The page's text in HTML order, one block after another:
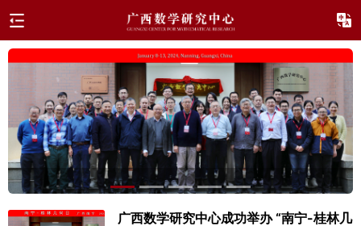
广西数学研究中心成功举办 “南宁-桂林几